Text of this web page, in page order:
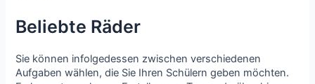
Beliebte Räder
Sie können infolgedessen zwischen verschiedenen
Aufgaben wählen, die Sie Ihren Schülern geben möchten.